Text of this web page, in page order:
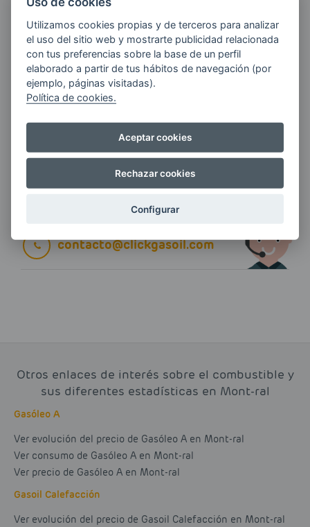
E-MAIL
Quiero recibir las últimas novedades de AVIA
ENERGIAS por cualquier medio, incluido
electrónico.Más información
pedido escríbenos a:
contacto@clickgasoil.com
Otros enlaces de interés sobre el combustible y
sus diferentes estadísticas en Mont-ral
Gasóleo A
Ver evolución del precio de Gasóleo A en Mont-ral
Ver consumo de Gasóleo A en Mont-ral
Ver precio de Gasóleo A en Mont-ral
Gasoil Calefacción
Ver evolución del precio de Gasoil Calefacción en Mont-ral
Utilizamos cookies propias y de terceros para analizar
el uso del sitio web y mostrarte publicidad relacionada
con tus preferencias sobre la base de un perfil
elaborado a partir de tus hábitos de navegación (por
ejemplo, páginas visitadas).
Política de cookies.
Aceptar cookies
Rechazar cookies
Configurar